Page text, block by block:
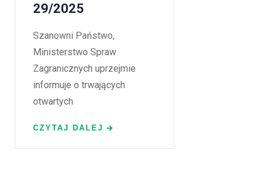
29/2025
Szanowni Państwo,
Ministerstwo Spraw
Zagranicznych uprzejmie
informuje o trwających
otwartych
CZYTAJ DALEJ